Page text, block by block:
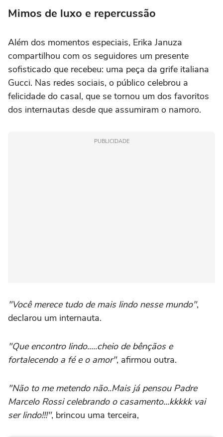
Mimos de luxo e repercussão
Além dos momentos especiais, Erika Januza
compartilhou com os seguidores um presente
sofisticado que recebeu: uma peça da grife italiana
Gucci. Nas redes sociais, o público celebrou a
felicidade do casal, que se tornou um dos favoritos
dos internautas desde que assumiram o namoro.
PUBLICIDADE
"Você merece tudo de mais lindo nesse mundo",
declarou um internauta.
"Que encontro lindo.....cheio de bênçãos e
fortalecendo a fé e o amor", afirmou outra.
"Não to me metendo não..Mais já pensou Padre
Marcelo Rossi celebrando o casamento...kkkkk vai
ser lindo!!!", brincou uma terceira,